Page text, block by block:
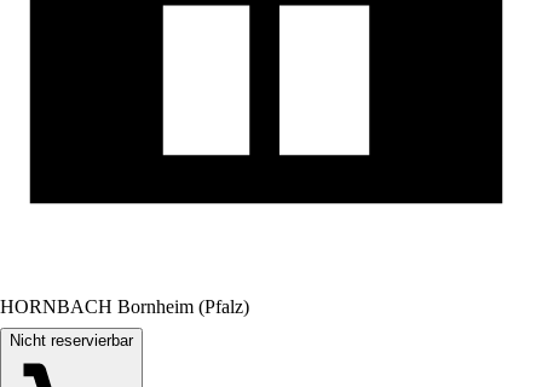
HORNBACH Bornheim (Pfalz)
Nicht reservierbar